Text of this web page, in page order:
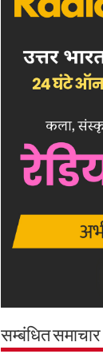
सम्बंधित समाचार